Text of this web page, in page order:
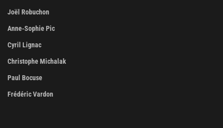
Joël Robuchon
Anne-Sophie Pic
Cyril Lignac
Christophe Michalak
Paul Bocuse
Frédéric Vardon